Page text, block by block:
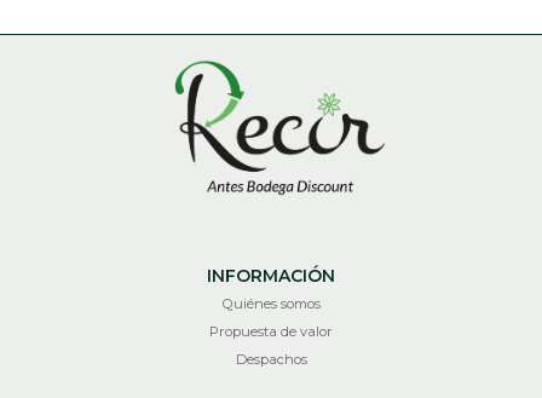
INFORMACIÓN
Quiénes somos
Propuesta de valor
Despachos